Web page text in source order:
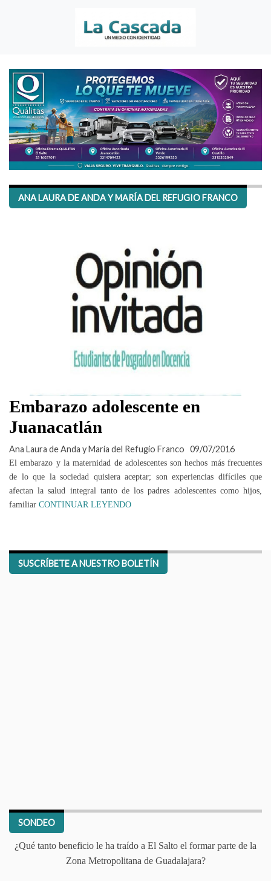
ANA LAURA DE ANDA Y MARÍA DEL REFUGIO FRANCO
Embarazo adolescente en
Juanacatlán
Ana Laura de Anda y María del Refugio Franco 09/07/2016
El embarazo y la maternidad de adolescentes son hechos más frecuentes
de lo que la sociedad quisiera aceptar; son experiencias difíciles que
afectan la salud integral tanto de los padres adolescentes como hijos,
familiar CONTINUAR LEYENDO
SUSCRÍBETE A NUESTRO BOLETÍN
SONDEO
¿Qué tanto beneficio le ha traído a El Salto el formar parte de la
Zona Metropolitana de Guadalajara?